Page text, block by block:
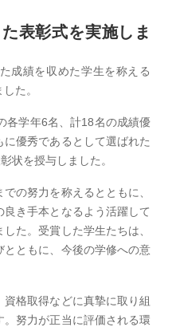
表彰式を実施しま
成績を収めた学生を称える
た。
各学年6名、計18名の成績優
優秀であるとして選ばれた
状を授与しました。
の努力を称えるとともに、
良き手本となるよう活躍して
た。受賞した学生たちは、
とともに、今後の学修への意
格取得などに真摯に取り組
努力が正当に評価される環